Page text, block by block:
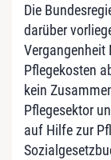
Die
darüber
Vergangenheit
Pflegekosten
kein
Pflegesektor
auf Hilfe zur